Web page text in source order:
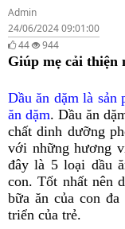
Admin
24/06/2024 09:01:00
44
944
Giúp mẹ cải thiện
Dầu ăn dặm là sản
ăn dặm. Dầu ăn
chất dinh dưỡng
với những hương
đây là 5 loại dầu
con. Tốt nhất nên
bữa ăn của con
triển của trẻ.